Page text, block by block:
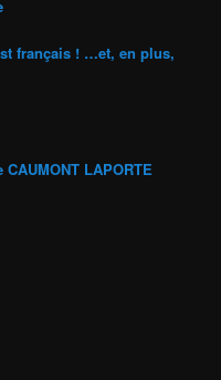
français ! …et, en plus,
LAPORTE